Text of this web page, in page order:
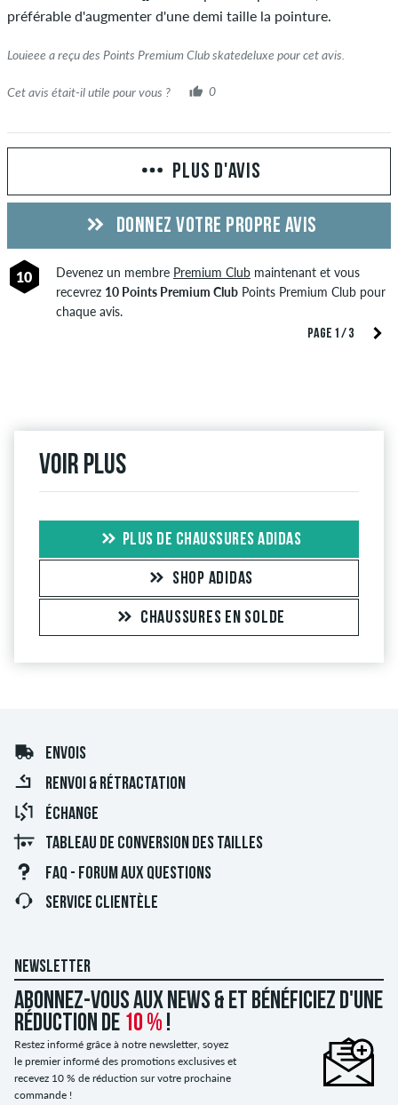
préférable d'augmenter d'une demi taille la pointure.
Louieee a reçu des Points Premium Club skatedeluxe pour cet avis.
Cet avis était-il utile pour vous ? 0
PAGE 1 / 3
PLUS D'AVIS
DONNEZ VOTRE PROPRE AVIS
10 Devenez un membre Premium Clubmaintenant et vous
recevrez 10 Points Premium ClubPoints Premium Club pour
chaque avis.
Voir plus
PLUS DE CHAUSSURES ADIDAS
SHOP ADIDAS
CHAUSSURES EN SOLDE
ENVOIS
RENVOI & RÉTRACTATION
ÉCHANGE
TABLEAU DE CONVERSION DES TAILLES
FAQ - FORUM AUX QUESTIONS
SERVICE CLIENTÈLE
NEWSLETTER
Abonnez-vous aux news & et bénéficiez d'une
réduction de 10 % !
Restez informé grâce à notre newsletter, soyez
le premier informé des promotions exclusives et
recevez 10 % de réduction sur votre prochaine
commande !